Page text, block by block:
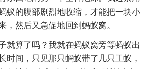
蚁的腹部剧烈地收缩，才能把一块小
，然后又急促地回到蚂蚁窝。
就算了吗？我就在蚂蚁窝旁等蚂蚁出
时间，只见那只蚂蚁带了几只工蚁，